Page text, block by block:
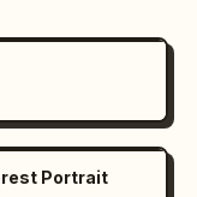
Portrait